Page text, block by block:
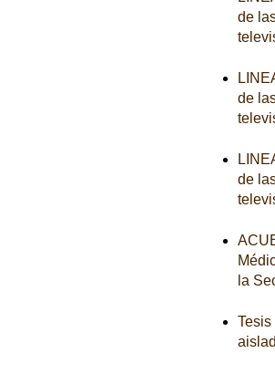
de
de
de
la